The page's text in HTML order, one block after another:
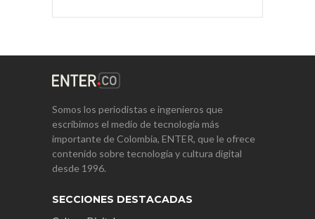
Somos los periodistas e ingenieros que
escribimos el medio de tecnología más
importante de Colombia, ENTER, que le ofrece
contenido sobre tecnología y cultura digital
desde 1996.
SECCIONES DESTACADAS